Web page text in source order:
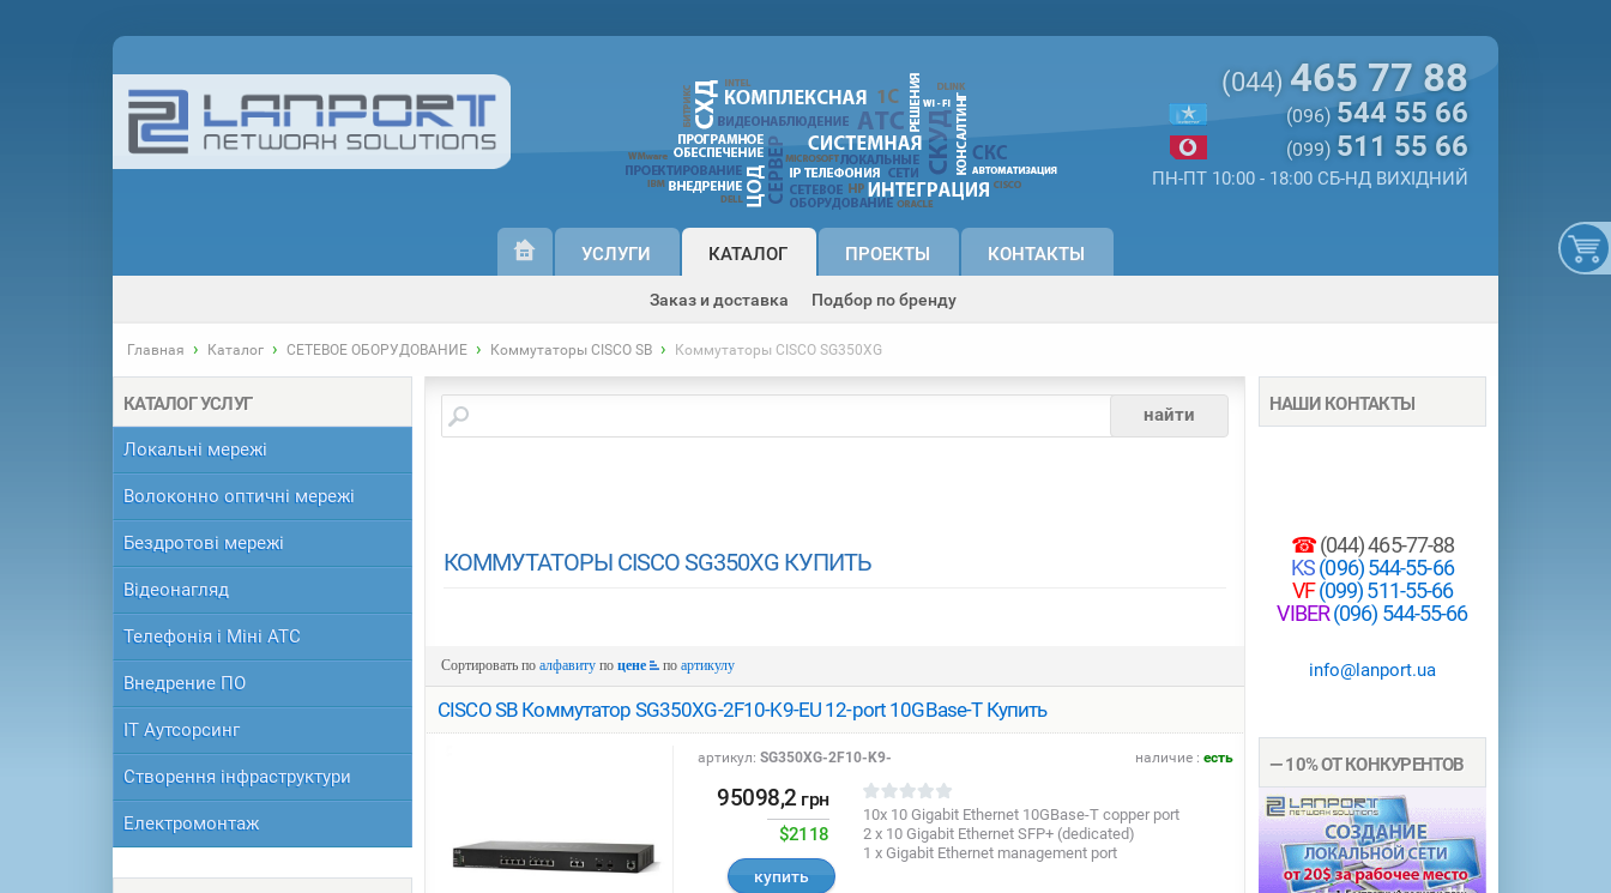
(044) 465 77 88
(096) 544 55 66
(099) 511 55 66
ПН-ПТ 10:00 - 18:00 СБ-НД ВИХІДНИЙ
УСЛУГИ КАТАЛОГ
Заказ и доставка Подбор по бренду
ПРОЕКТЫ КОНТАКТЫ
Главная › Каталог › СЕТЕВОЕ ОБОРУДОВАНИЕ › Коммутаторы CISCO SB › Коммутаторы CISCO SG350XG
КАТАЛОГ УСЛУГ
Локальні мережі
Волоконно оптичні мережі
Бездротові мережі
Відеонагляд
Телефонія і Міні АТС
Внедрение ПО
ІТ Аутсорсинг
Створення інфраструктури
Електромонтаж
найти
КОММУТАТОРЫ CISCO SG350XG КУПИТЬ
Сортировать поалфавиту поцене поартикулу
CISCO SB Коммутатор SG350XG-2F10-K9-EU 12-port 10GBase-T Купить
наличие :есть
артикул:SG350XG-2F10-K9-
95098,2 грн
$2118
купить
10x 10 Gigabit Ethernet 10GBase-T copper port
2 x 10 Gigabit Ethernet SFP+ (dedicated)
1 x Gigabit Ethernet management port
НАШИ КОНТАКТЫ
☎(044) 465-77-88
KS(096) 544-55-66
VF(099) 511-55-66
VIBER(096) 544-55-66
info@lanport.ua
— 10% ОТ КОНКУРЕНТОВ